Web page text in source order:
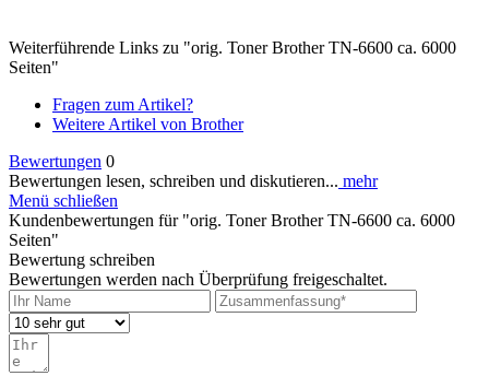
Weiterführende Links zu "orig. Toner Brother TN-6600 ca. 6000
Seiten"
Fragen zum Artikel?
Weitere Artikel von Brother
Bewertungen 0
Bewertungen lesen, schreiben und diskutieren... mehr
Menü schließen
Kundenbewertungen für "orig. Toner Brother TN-6600 ca. 6000
Seiten"
Bewertung schreiben
Bewertungen werden nach Überprüfung freigeschaltet.